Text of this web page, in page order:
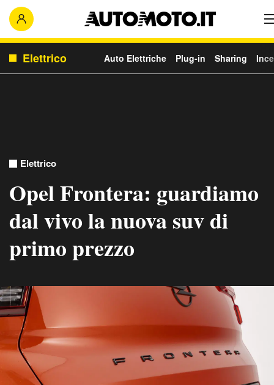
Elettrico Auto Elettriche Plug-in Sharing
Elettrico
Opel Frontera: guardiamo
dal vivo la nuova suv di
primo prezzo